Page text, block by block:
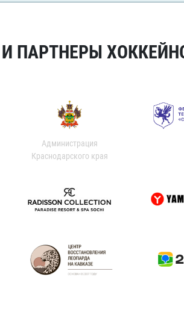
ПАРТНЕРЫ
Администрация
Краснодарского края